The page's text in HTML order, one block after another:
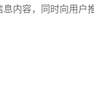
内容，同时向用户